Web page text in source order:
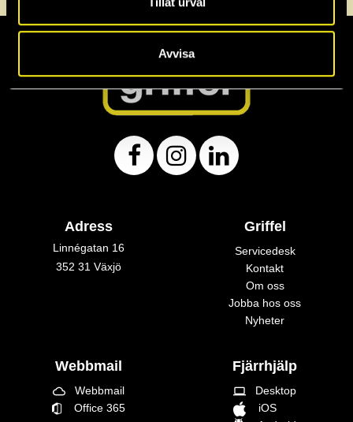
Avvisa
Adress
Linnégatan 16
352 31 Växjö
Griffel
Servicedesk
Kontakt
Om oss
Jobba hos oss
Nyheter
Webbmail
cloud_queue Webbmail
Office 365
Fjärrhjälp
laptop Desktop
iOS